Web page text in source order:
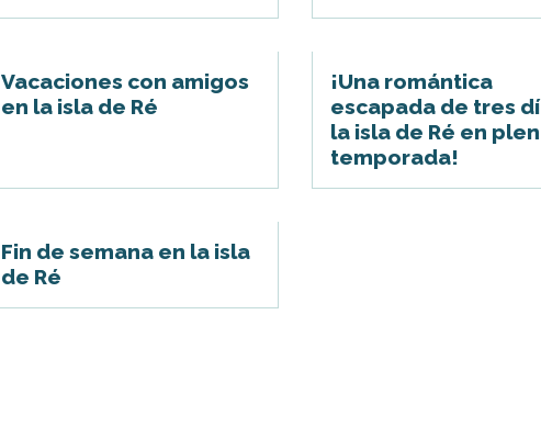
Vacaciones con amigos
en la isla de Ré
¡Una romántica
escapada de tres
la isla de Ré en
temporada!
Fin de semana en la isla
de Ré